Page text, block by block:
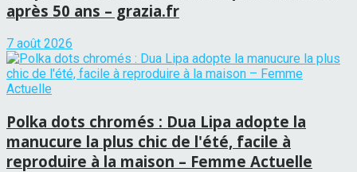
après 50 ans – grazia.fr
7 août 2026
Polka dots chromés : Dua Lipa adopte la
manucure la plus chic de l'été, facile à
reproduire à la maison – Femme Actuelle